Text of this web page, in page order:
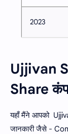
2023
Ujjivan
Share
यहाँ मैंने आपको
जानकारी जैसे -